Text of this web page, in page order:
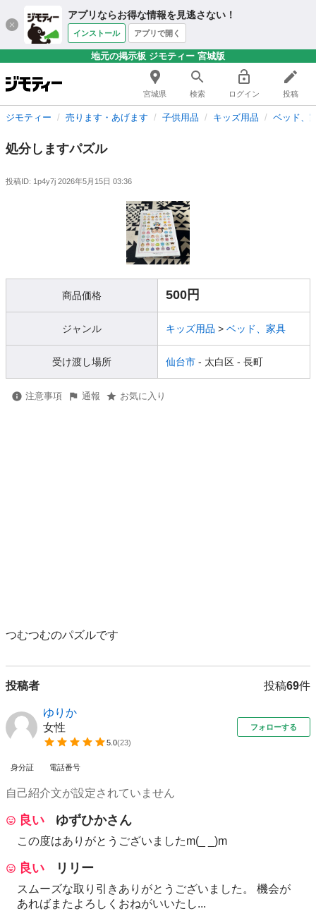
アプリならお得な情報を見逃さない！
インストール アプリで開く
地元の掲示板 ジモティー 宮城版
宮城県 検索 ログイン 投稿
ジモティー 売ります・あげます 子供用品 キッズ用品 ベッド、
処分しますパズル
投稿ID: 1p4y7j 2026年5月15日 03:36
商品価格 500円
ジャンル キッズ用品 > ベッド、家具
受け渡し場所 仙台市 - 太白区 - 長町
注意事項 通報 お気に入り
つむつむのパズルです
投稿者 投稿69件
ゆりか
女性
5.0(23)
フォローする
身分証 電話番号
自己紹介文が設定されていません
良い ゆずひかさん
この度はありがとうございましたm(_ _)m
良い リリー
スムーズな取り引きありがとうございました。 機会が
あればまたよろしくおねがいいたし...